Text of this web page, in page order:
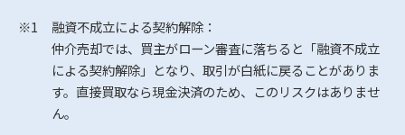
※1
融資不成立による契約解除：
仲介売却では、買主がローン審査に落ちると「融資不成立
による契約解除」となり、取引が白紙に戻ることがありま
す。直接買取なら現金決済のため、このリスクはありませ
ん。